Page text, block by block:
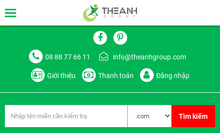
08 88 77 66 11 info@theanhgroup.com
Giới thiệu Thanh toán Đăng nhập
Tìm kiếm